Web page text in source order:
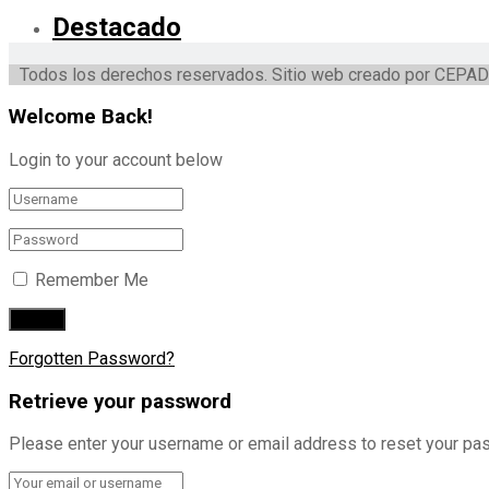
Destacado
Todos los derechos reservados. Sitio web creado por CEPAD
Welcome Back!
Login to your account below
Remember Me
Forgotten Password?
Retrieve your password
Please enter your username or email address to reset your